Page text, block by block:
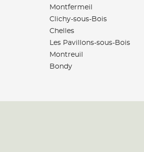
Montfermeil
Clichy-sous-Bois
Chelles
Les Pavillons-sous-Bois
Montreuil
Bondy